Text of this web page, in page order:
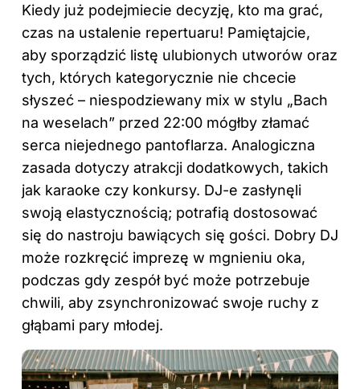
Kiedy już podejmiecie decyzję, kto ma grać,
czas na ustalenie repertuaru! Pamiętajcie,
aby sporządzić listę ulubionych utworów oraz
tych, których kategorycznie nie chcecie
słyszeć – niespodziewany mix w stylu „Bach
na weselach” przed 22:00 mógłby złamać
serca niejednego pantoflarza. Analogiczna
zasada dotyczy atrakcji dodatkowych, takich
jak karaoke czy konkursy. DJ-e zasłynęli
swoją elastycznością; potrafią dostosować
się do nastroju bawiących się gości. Dobry DJ
może rozkręcić imprezę w mgnieniu oka,
podczas gdy zespół być może potrzebuje
chwili, aby zsynchronizować swoje ruchy z
głąbami pary młodej.